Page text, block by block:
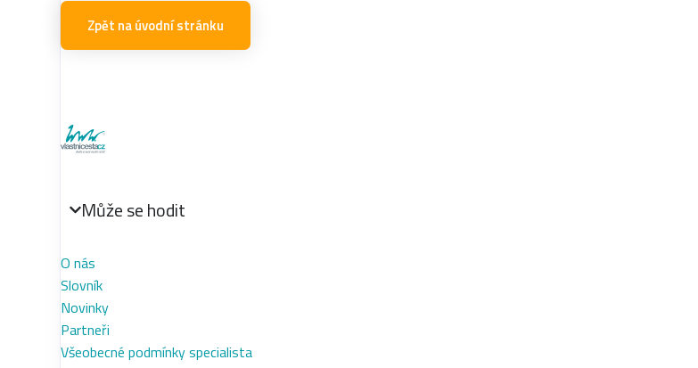
Zpět na úvodní stránku
Může se hodit
O nás
Slovník
Novinky
Partneři
Všeobecné podmínky specialista